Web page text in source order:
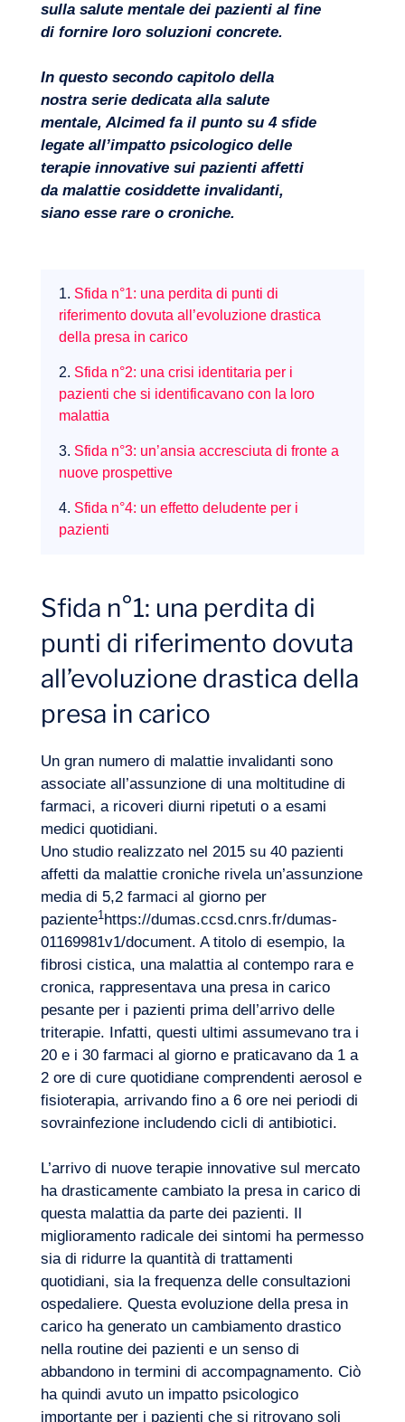
Competenze
La nostra avventura
Volete salire a bordo?
sulla salute mentale dei pazienti al fine
di fornire loro soluzioni concrete.
In questo secondo capitolo della
nostra serie dedicata alla salute
mentale, Alcimed fa il punto su 4 sfide
legate all’impatto psicologico delle
terapie innovative sui pazienti affetti
da malattie cosiddette invalidanti,
siano esse rare o croniche.
1. Sfida n°1: una perdita di punti di
riferimento dovuta all’evoluzione drastica
della presa in carico
2. Sfida n°2: una crisi identitaria per i
pazienti che si identificavano con la loro
malattia
3. Sfida n°3: un’ansia accresciuta di fronte a
nuove prospettive
4. Sfida n°4: un effetto deludente per i
pazienti
Sfida n°1: una perdita di
punti di riferimento dovuta
all’evoluzione drastica della
presa in carico
Un gran numero di malattie invalidanti sono
associate all’assunzione di una moltitudine di
farmaci, a ricoveri diurni ripetuti o a esami
medici quotidiani.
Uno studio realizzato nel 2015 su 40 pazienti
affetti da malattie croniche rivela un’assunzione
media di 5,2 farmaci al giorno per
paziente1https://dumas.ccsd.cnrs.fr/dumas-
01169981v1/document. A titolo di esempio, la
fibrosi cistica, una malattia al contempo rara e
cronica, rappresentava una presa in carico
pesante per i pazienti prima dell’arrivo delle
triterapie. Infatti, questi ultimi assumevano tra i
20 e i 30 farmaci al giorno e praticavano da 1 a
2 ore di cure quotidiane comprendenti aerosol e
fisioterapia, arrivando fino a 6 ore nei periodi di
sovrainfezione includendo cicli di antibiotici.
L’arrivo di nuove terapie innovative sul mercato
ha drasticamente cambiato la presa in carico di
questa malattia da parte dei pazienti. Il
miglioramento radicale dei sintomi ha permesso
sia di ridurre la quantità di trattamenti
quotidiani, sia la frequenza delle consultazioni
ospedaliere. Questa evoluzione della presa in
carico ha generato un cambiamento drastico
nella routine dei pazienti e un senso di
abbandono in termini di accompagnamento. Ciò
ha quindi avuto un impatto psicologico
importante per i pazienti che si ritrovano soli